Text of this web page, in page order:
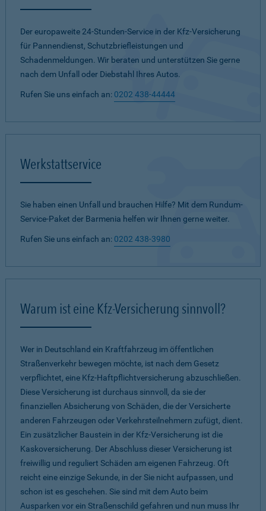
Der europaweite 24-Stunden-Service in der Kfz-Versicherung
für Pannendienst, Schutzbriefleistungen und
Schadenmeldungen. Wir beraten und unterstützen Sie gerne
nach dem Unfall oder Diebstahl Ihres Autos.
Rufen Sie uns einfach an: 0202 438-44444
Werkstattservice
Sie haben einen Unfall und brauchen Hilfe? Mit dem Rundum-
Service-Paket der Barmenia helfen wir Ihnen gerne weiter.
Rufen Sie uns einfach an: 0202 438-3980
Warum ist eine Kfz-Versicherung sinnvoll?
Wer in Deutschland ein Kraftfahrzeug im öffentlichen
Straßenverkehr bewegen möchte, ist nach dem Gesetz
verpflichtet, eine Kfz-Haftpflichtversicherung abzuschließen.
Diese Versicherung ist durchaus sinnvoll, da sie der
finanziellen Absicherung von Schäden, die der Versicherte
anderen Fahrzeugen oder Verkehrsteilnehmern zufügt, dient.
Ein zusätzlicher Baustein in der Kfz-Versicherung ist die
Kaskoversicherung. Der Abschluss dieser Versicherung ist
freiwillig und reguliert Schäden am eigenen Fahrzeug. Oft
reicht eine einzige Sekunde, in der Sie nicht aufpassen, und
schon ist es geschehen. Sie sind mit dem Auto beim
Ausparken vor ein Straßenschild gefahren und nun muss Ihr